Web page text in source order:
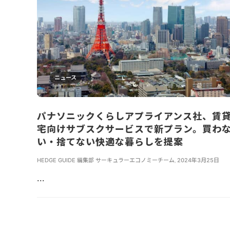
ニュース
パナソニックくらしアプライアンス社、賃
宅向けサブスクサービスで新プラン。買わ
い・捨てない快適な暮らしを提案
HEDGE GUIDE 編集部 サーキュラーエコノミーチーム 2024年3月25日
...